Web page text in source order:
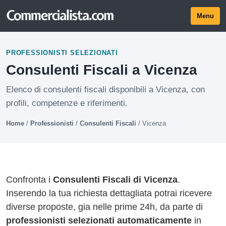
Menu
PROFESSIONISTI SELEZIONATI
Consulenti Fiscali a Vicenza
Elenco di consulenti fiscali disponibili a Vicenza, con
profili, competenze e riferimenti.
Home / Professionisti / Consulenti Fiscali / Vicenza
Confronta i Consulenti Fiscali di Vicenza.
Inserendo la tua richiesta dettagliata potrai ricevere
diverse proposte, gia nelle prime 24h, da parte di
professionisti selezionati automaticamente in